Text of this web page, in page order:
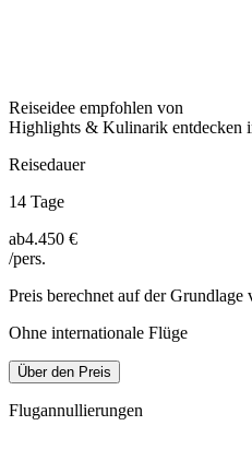
Reiseidee empfohlen von
Highlights & Kulinarik entdecken
Reisedauer
14 Tage
ab4.450 €
/pers.
Preis berechnet auf der Grundlage
Ohne internationale Flüge
Über den Preis
Flugannullierungen